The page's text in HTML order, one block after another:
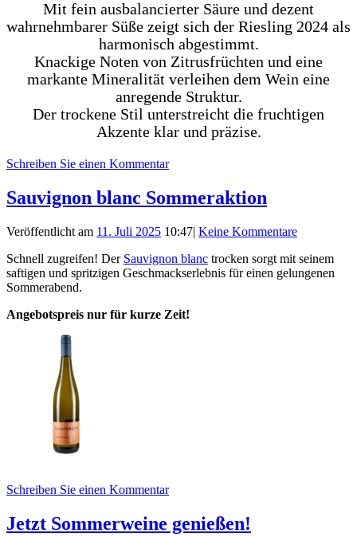
Mit fein ausbalancierter Säure und dezent
wahrnehmbarer Süße zeigt sich der Riesling 2024 als
harmonisch abgestimmt.
Knackige Noten von Zitrusfrüchten und eine
markante Mineralität verleihen dem Wein eine
anregende Struktur.
Der trockene Stil unterstreicht die fruchtigen
Akzente klar und präzise.
Schreiben Sie einen Kommentar
Sauvignon blanc Sommeraktion
Veröffentlicht am 11. Juli 2025 10:47| Keine Kommentare
Schnell zugreifen! Der Sauvignon blanc trocken sorgt mit seinem
saftigen und spritzigen Geschmackserlebnis für einen gelungenen
Sommerabend.
Angebotspreis nur für kurze Zeit!
Schreiben Sie einen Kommentar
Jetzt Sommerweine genießen!